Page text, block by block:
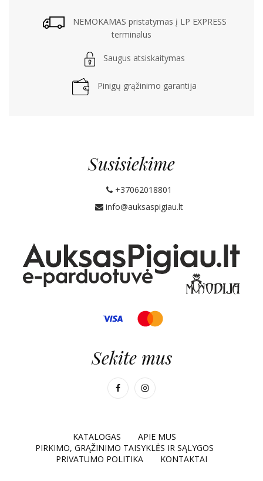
NEMOKAMAS pristatymas į LP EXPRESS
terminalus
Saugus atsiskaitymas
Pinigų grąžinimo garantija
Susisiekime
+37062018801
info@auksaspigiau.lt
Sekite mus
KATALOGAS
APIE MUS
PIRKIMO, GRĄŽINIMO TAISYKLĖS IR SĄLYGOS
PRIVATUMO POLITIKA
KONTAKTAI